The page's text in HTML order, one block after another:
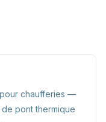
chaufferies —
pont thermique